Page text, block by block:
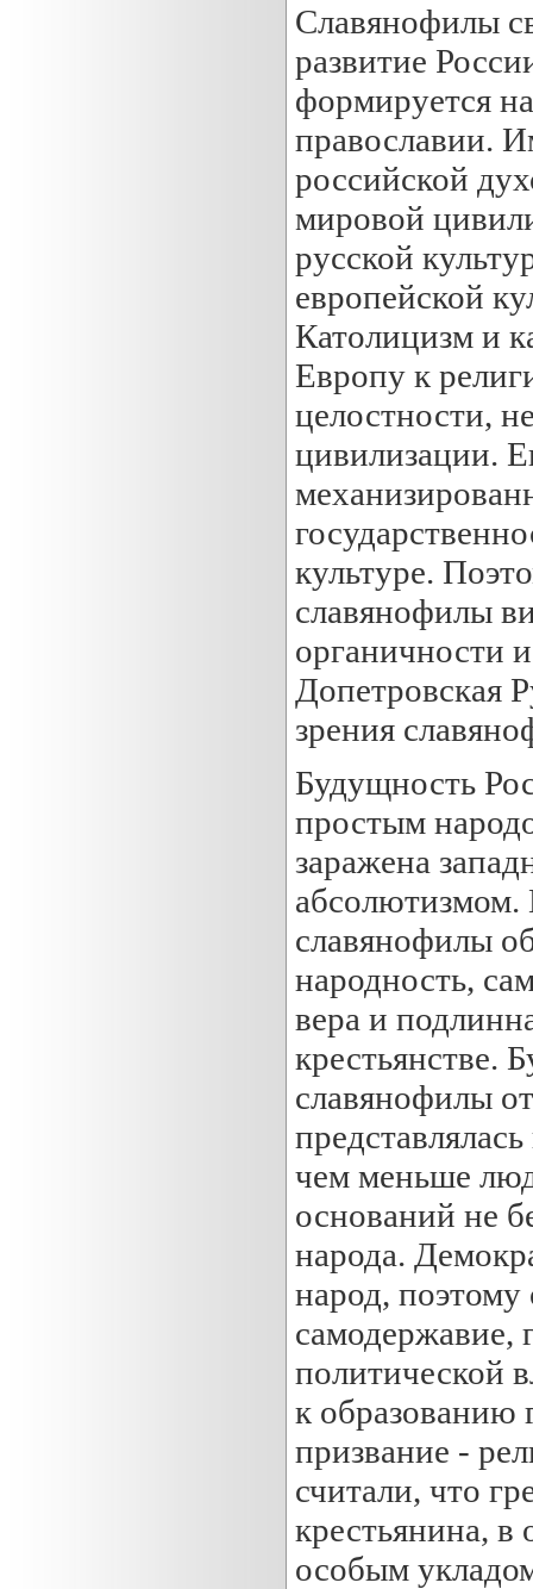
Славянофилы
развитие
формируется
православии.
российской
мировой
русской
европейской
Католицизм и
Европу к
целостности,
цивилизации.
культуре.
славянофилы
органичности
Допетровская
зрения
Будущность
простым
заражена
абсолютизмом.
славянофилы
народность,
вера и
крестьянстве.
славянофилы
чем меньше
оснований не
народа.
народ,
самодержавие,
политической
к образованию
призвание -
считали, что
крестьянина, в
особым